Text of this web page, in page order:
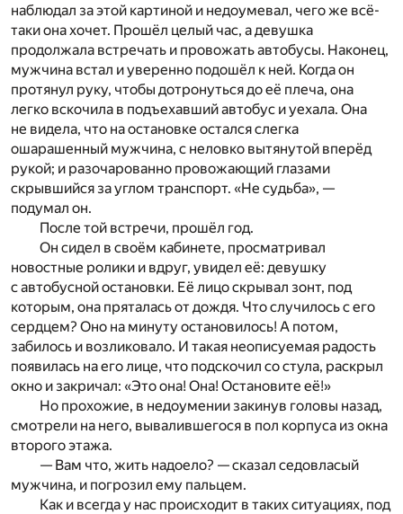
наблюдал за этой картиной и недоумевал, чего же всё-
таки она хочет. Прошёл целый час, а девушка
продолжала встречать и провожать автобусы. Наконец,
мужчина встал и уверенно подошёл к ней. Когда он
протянул руку, чтобы дотронуться до её плеча, она
легко вскочила в подъехавший автобус и уехала. Она
не видела, что на остановке остался слегка
ошарашенный мужчина, с неловко вытянутой вперёд
рукой; и разочарованно провожающий глазами
скрывшийся за углом транспорт. «Не судьба», —
подумал он.
После той встречи, прошёл год.
Он сидел в своём кабинете, просматривал
новостные ролики и вдруг, увидел её: девушку
с автобусной остановки. Её лицо скрывал зонт, под
которым, она пряталась от дождя. Что случилось с его
сердцем? Оно на минуту остановилось! А потом,
забилось и возликовало. И такая неописуемая радость
появилась на его лице, что подскочил со стула, раскрыл
окно и закричал: «Это она! Она! Остановите её!»
Но прохожие, в недоумении закинув головы назад,
смотрели на него, вывалившегося в пол корпуса из окна
второго этажа.
— Вам что, жить надоело? — сказал седовласый
мужчина, и погрозил ему пальцем.
Как и всегда у нас происходит в таких ситуациях, под